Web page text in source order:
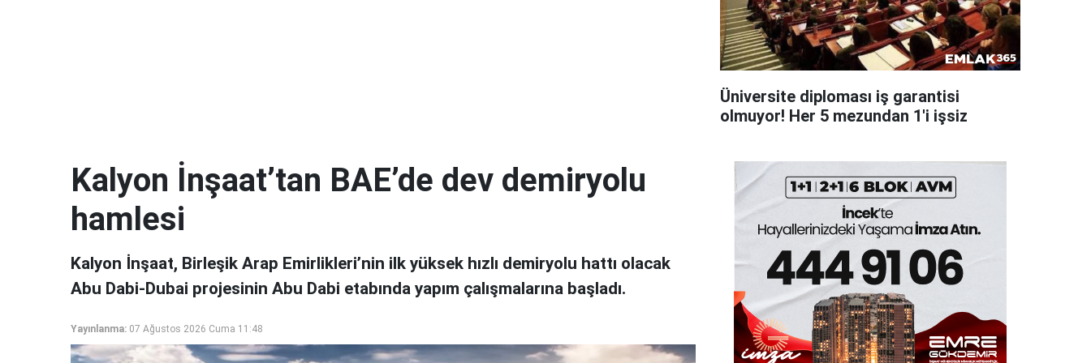
Üniversite diploması iş garantisi
olmuyor! Her 5 mezundan 1'i işsiz
Kalyon İnşaat’tan BAE’de dev demiryolu
hamlesi
Kalyon İnşaat, Birleşik Arap Emirlikleri’nin ilk yüksek hızlı demiryolu hattı olacak
Abu Dabi-Dubai projesinin Abu Dabi etabında yapım çalışmalarına başladı.
Yayınlanma: 07 Ağustos 2026 Cuma 11:48